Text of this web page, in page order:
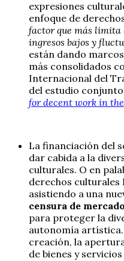
expresiones
enfoque de
factor que más
ingresos bajos y
están dando
más consolidados
Internacional del
del estudio conjunto
for decent work in
La financiación del
dar cabida a la
culturales. O en
derechos culturales
asistiendo a una
censura de mercado
para proteger la
autonomía artística.
creación, la
de bienes y